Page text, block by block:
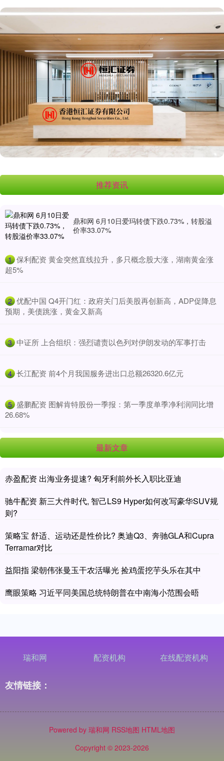
推荐资讯
鼎和网 6月10日爱玛转债下跌0.73%，转股溢
价率33.07%
1 ​保利配资 黄金突然直线拉升，多只概念股大涨，湖南黄金涨
超5%
2 ​优配中国 Q4开门红：政府关门后美股再创新高，ADP促降息
预期，美债跳涨，黄金又新高
3 ​中证所 上合组织：强烈谴责以色列对伊朗发动的军事打击
4 ​长江配资 前4个月我国服务进出口总额26320.6亿元
5 ​盛鹏配资 图解肯特股份一季报：第一季度单季净利润同比增
26.68%
最新文章
赤盈配资 出海业务提速? 匈牙利前外长入职比亚迪
驰牛配资 新三大件时代, 智己LS9 Hyper如何改写豪华SUV规
则?
策略宝 舒适、运动还是性价比? 奥迪Q3、奔驰GLA和Cupra
Terramar对比
益阳指 梁朝伟张曼玉干农活曝光 捡鸡蛋挖芋头乐在其中
鹰眼策略 习近平同美国总统特朗普在中南海小范围会晤
瑞和网 配资机构 在线配资机构
友情链接：
Powered by 瑞和网 RSS地图 HTML地图
Copyright © 2023-2026